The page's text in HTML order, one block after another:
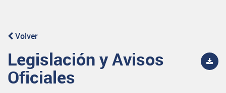
Volver
Legislación y Avisos
Oficiales